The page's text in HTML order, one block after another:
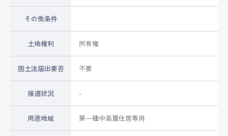
その他条件
土地権利 所有権
国土法届出要否 不要
接道状況 -
用途地域 第一種中高層住居専用